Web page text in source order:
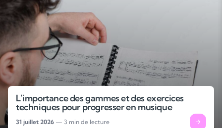
L’importance des gammes et des exercices
techniques pour progresser en musique
31 juillet 2026 — 3 min de lecture